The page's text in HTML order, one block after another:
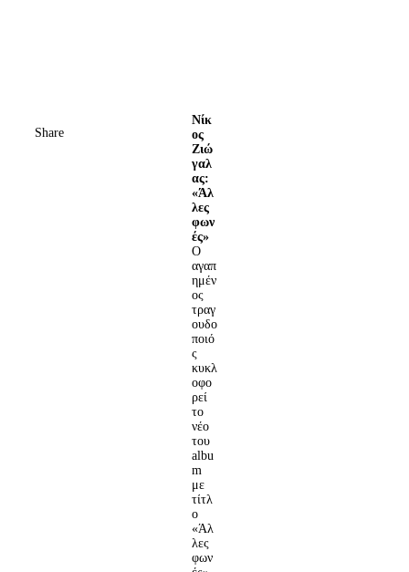
Share
Νίκ
ος
Ζιώ
γαλ
ας:
«Άλ
λες
φων
ές»
Ο
αγαπ
ημέν
ος
τραγ
ουδο
ποιό
ς
κυκλ
οφο
ρεί
το
νέο
του
albu
m
με
τίτλ
ο
«Άλ
λες
φων